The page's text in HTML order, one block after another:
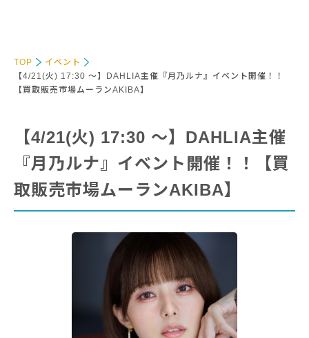
TOP
イベント
【4/21(火) 17:30 〜】DAHLIA主催『月乃ルナ』イベント開催！！
【買取販売市場ムーランAKIBA】
【4/21(火) 17:30 〜】DAHLIA主催
『月乃ルナ』イベント開催！！【買
取販売市場ムーランAKIBA】